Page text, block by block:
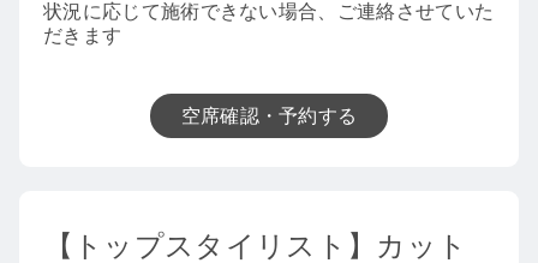
状況に応じて施術できない場合、ご連絡させていた
だきます
空席確認・予約する
【トップスタイリスト】カット